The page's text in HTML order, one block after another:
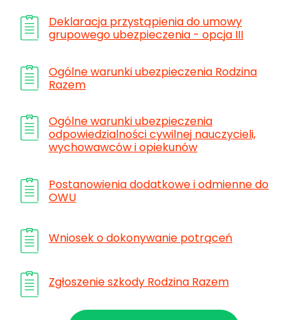
Deklaracja przystąpienia do umowy
grupowego ubezpieczenia - opcja III
Ogólne warunki ubezpieczenia Rodzina
Razem
Ogólne warunki ubezpieczenia
odpowiedzialności cywilnej nauczycieli,
wychowawców i opiekunów
Postanowienia dodatkowe i odmienne do
OWU
Wniosek o dokonywanie potrąceń
Zgłoszenie szkody Rodzina Razem